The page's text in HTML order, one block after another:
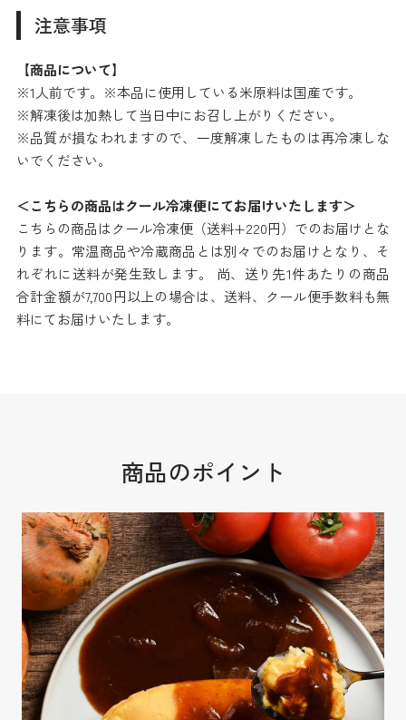
注意事項
【商品について】
※1人前です。※本品に使用している米原料は国産です。
※解凍後は加熱して当日中にお召し上がりください。
※品質が損なわれますので、一度解凍したものは再冷凍しな
いでください。
＜こちらの商品はクール冷凍便にてお届けいたします＞
こちらの商品はクール冷凍便（送料+220円）でのお届けとな
ります。常温商品や冷蔵商品とは別々でのお届けとなり、そ
れぞれに送料が発生致します。 尚、送り先1件あたりの商品
合計金額が7,700円以上の場合は、送料、クール便手数料も無
料にてお届けいたします。
商品のポイント